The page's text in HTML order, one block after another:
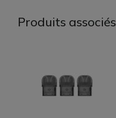
Produits associés